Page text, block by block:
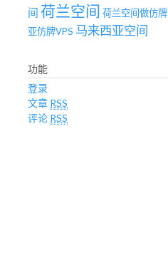
间 荷兰空间 荷兰空间做仿牌
亚仿牌VPS 马来西亚空间
功能
登录
文章 RSS
评论 RSS